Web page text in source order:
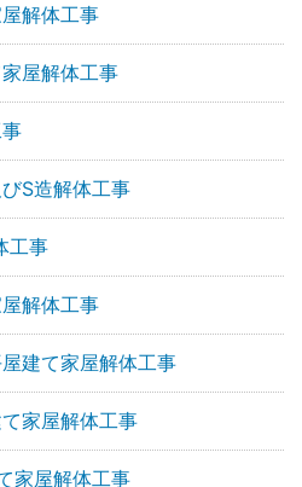
解体工事
屋解体工事
S造解体工事
工事
解体工事
建て家屋解体工事
家屋解体工事
家屋解体工事